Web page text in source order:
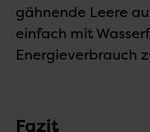
gähnende Leere
einfach mit
Energieverbrauch
Fazit